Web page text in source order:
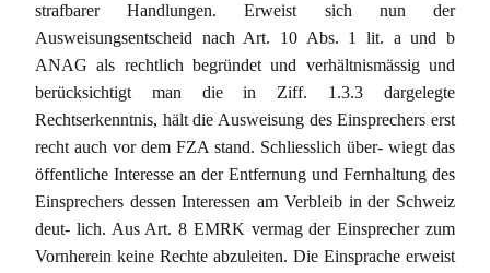
strafbarer Handlungen. Erweist sich nun der
Ausweisungsentscheid nach Art. 10 Abs. 1 lit. a und b
ANAG als rechtlich begründet und verhältnismässig und
berücksichtigt man die in Ziff. 1.3.3 dargelegte
Rechtserkenntnis, hält die Ausweisung des Einsprechers erst
recht auch vor dem FZA stand. Schliesslich über- wiegt das
öffentliche Interesse an der Entfernung und Fernhaltung des
Einsprechers dessen Interessen am Verbleib in der Schweiz
deut- lich. Aus Art. 8 EMRK vermag der Einsprecher zum
Vornherein keine Rechte abzuleiten. Die Einsprache erweist